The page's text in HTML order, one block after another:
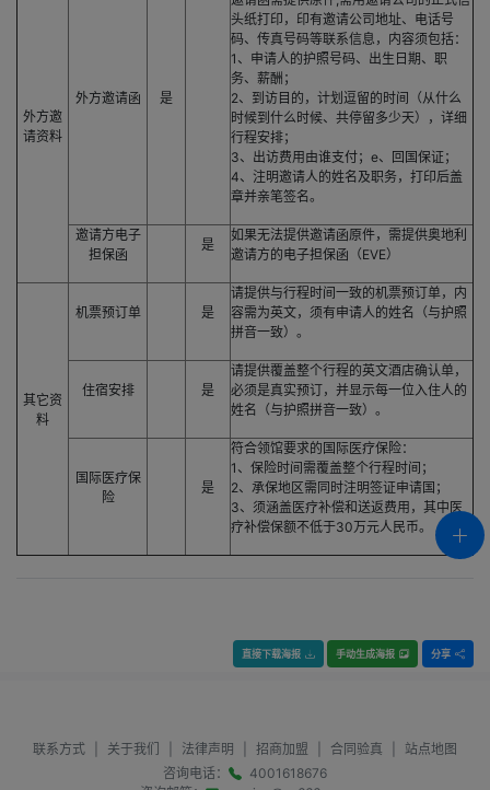
外方邀
请资料
外方邀请函 是
头纸打印，印有邀请公司地址、电话号
码、传真号码等联系信息，内容须包括：
1、申请人的护照号码、出生日期、职
务、薪酬；
2、到访目的，计划逗留的时间（从什么
时候到什么时候、共停留多少天），详细
行程安排；
3、出访费用由谁支付；e、回国保证；
4、注明邀请人的姓名及职务，打印后盖
章并亲笔签名。
邀请方电子
担保函
是
如果无法提供邀请函原件，需提供奥地利
邀请方的电子担保函（EVE）
其它资
料
机票预订单 是
请提供与行程时间一致的机票预订单，内
容需为英文，须有申请人的姓名（与护照
拼音一致）。
住宿安排 是
请提供覆盖整个行程的英文酒店确认单，
必须是真实预订，并显示每一位入住人的
姓名（与护照拼音一致）。
国际医疗保
险
是
符合领馆要求的国际医疗保险：
1、保险时间需覆盖整个行程时间；
2、承保地区需同时注明签证申请国；
3、须涵盖医疗补偿和送返费用，其中医
疗补偿保额不低于30万元人民币。
直接下载海报 手动生成海报 分享
联系方式 关于我们 法律声明 招商加盟 合同验真
站点地图
咨询电话：
4001618676